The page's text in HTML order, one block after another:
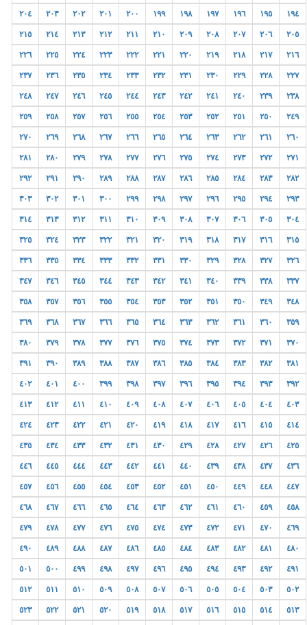
١٩٤ ١٩٥ ١٩٦ ١٩٧ ١٩٨ ١٩٩ ٢٠٠ ٢٠١ ٢٠٢ ٢٠٣ ٢٠٤
٢٠٥ ٢٠٦ ٢٠٧ ٢٠٨ ٢٠٩ ٢١٠ ٢١١ ٢١٢ ٢١٣ ٢١٤ ٢١٥
٢١٦ ٢١٧ ٢١٨ ٢١٩ ٢٢٠ ٢٢١ ٢٢٢ ٢٢٣ ٢٢٤ ٢٢٥ ٢٢٦
٢٢٧ ٢٢٨ ٢٢٩ ٢٣٠ ٢٣١ ٢٣٢ ٢٣٣ ٢٣٤ ٢٣٥ ٢٣٦ ٢٣٧
٢٣٨ ٢٣٩ ٢٤٠ ٢٤١ ٢٤٢ ٢٤٣ ٢٤٤ ٢٤٥ ٢٤٦ ٢٤٧ ٢٤٨
٢٤٩ ٢٥٠ ٢٥١ ٢٥٢ ٢٥٣ ٢٥٤ ٢٥٥ ٢٥٦ ٢٥٧ ٢٥٨ ٢٥٩
٢٦٠ ٢٦١ ٢٦٢ ٢٦٣ ٢٦٤ ٢٦٥ ٢٦٦ ٢٦٧ ٢٦٨ ٢٦٩ ٢٧٠
٢٧١ ٢٧٢ ٢٧٣ ٢٧٤ ٢٧٥ ٢٧٦ ٢٧٧ ٢٧٨ ٢٧٩ ٢٨٠ ٢٨١
٢٨٢ ٢٨٣ ٢٨٤ ٢٨٥ ٢٨٦ ٢٨٧ ٢٨٨ ٢٨٩ ٢٩٠ ٢٩١ ٢٩٢
٢٩٣ ٢٩٤ ٢٩٥ ٢٩٦ ٢٩٧ ٢٩٨ ٢٩٩ ٣٠٠ ٣٠١ ٣٠٢ ٣٠٣
٣٠٤ ٣٠٥ ٣٠٦ ٣٠٧ ٣٠٨ ٣٠٩ ٣١٠ ٣١١ ٣١٢ ٣١٣ ٣١٤
٣١٥ ٣١٦ ٣١٧ ٣١٨ ٣١٩ ٣٢٠ ٣٢١ ٣٢٢ ٣٢٣ ٣٢٤ ٣٢٥
٣٢٦ ٣٢٧ ٣٢٨ ٣٢٩ ٣٣٠ ٣٣١ ٣٣٢ ٣٣٣ ٣٣٤ ٣٣٥ ٣٣٦
٣٣٧ ٣٣٨ ٣٣٩ ٣٤٠ ٣٤١ ٣٤٢ ٣٤٣ ٣٤٤ ٣٤٥ ٣٤٦ ٣٤٧
٣٤٨ ٣٤٩ ٣٥٠ ٣٥١ ٣٥٢ ٣٥٣ ٣٥٤ ٣٥٥ ٣٥٦ ٣٥٧ ٣٥٨
٣٥٩ ٣٦٠ ٣٦١ ٣٦٢ ٣٦٣ ٣٦٤ ٣٦٥ ٣٦٦ ٣٦٧ ٣٦٨ ٣٦٩
٣٧٠ ٣٧١ ٣٧٢ ٣٧٣ ٣٧٤ ٣٧٥ ٣٧٦ ٣٧٧ ٣٧٨ ٣٧٩ ٣٨٠
٣٨١ ٣٨٢ ٣٨٣ ٣٨٤ ٣٨٥ ٣٨٦ ٣٨٧ ٣٨٨ ٣٨٩ ٣٩٠ ٣٩١
٣٩٢ ٣٩٣ ٣٩٤ ٣٩٥ ٣٩٦ ٣٩٧ ٣٩٨ ٣٩٩ ٤٠٠ ٤٠١ ٤٠٢
٤٠٣ ٤٠٤ ٤٠٥ ٤٠٦ ٤٠٧ ٤٠٨ ٤٠٩ ٤١٠ ٤١١ ٤١٢ ٤١٣
٤١٤ ٤١٥ ٤١٦ ٤١٧ ٤١٨ ٤١٩ ٤٢٠ ٤٢١ ٤٢٢ ٤٢٣ ٤٢٤
٤٢٥ ٤٢٦ ٤٢٧ ٤٢٨ ٤٢٩ ٤٣٠ ٤٣١ ٤٣٢ ٤٣٣ ٤٣٤ ٤٣٥
٤٣٦ ٤٣٧ ٤٣٨ ٤٣٩ ٤٤٠ ٤٤١ ٤٤٢ ٤٤٣ ٤٤٤ ٤٤٥ ٤٤٦
٤٤٧ ٤٤٨ ٤٤٩ ٤٥٠ ٤٥١ ٤٥٢ ٤٥٣ ٤٥٤ ٤٥٥ ٤٥٦ ٤٥٧
٤٥٨ ٤٥٩ ٤٦٠ ٤٦١ ٤٦٢ ٤٦٣ ٤٦٤ ٤٦٥ ٤٦٦ ٤٦٧ ٤٦٨
٤٦٩ ٤٧٠ ٤٧١ ٤٧٢ ٤٧٣ ٤٧٤ ٤٧٥ ٤٧٦ ٤٧٧ ٤٧٨ ٤٧٩
٤٨٠ ٤٨١ ٤٨٢ ٤٨٣ ٤٨٤ ٤٨٥ ٤٨٦ ٤٨٧ ٤٨٨ ٤٨٩ ٤٩٠
٤٩١ ٤٩٢ ٤٩٣ ٤٩٤ ٤٩٥ ٤٩٦ ٤٩٧ ٤٩٨ ٤٩٩ ٥٠٠ ٥٠١
٥٠٢ ٥٠٣ ٥٠٤ ٥٠٥ ٥٠٦ ٥٠٧ ٥٠٨ ٥٠٩ ٥١٠ ٥١١ ٥١٢
٥١٣ ٥١٤ ٥١٥ ٥١٦ ٥١٧ ٥١٨ ٥١٩ ٥٢٠ ٥٢١ ٥٢٢ ٥٢٣